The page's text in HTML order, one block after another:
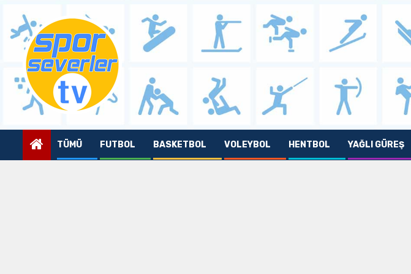
content
TÜMÜ FUTBOL BASKETBOL VOLEYBOL HENTBOL YAĞLI GÜREŞ